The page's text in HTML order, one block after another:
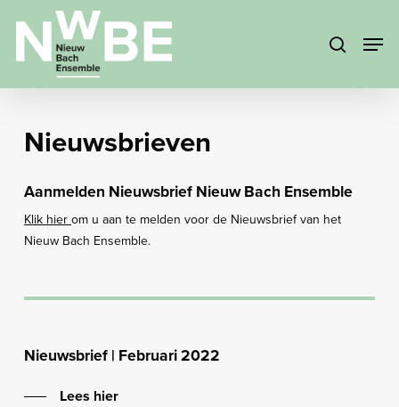
search
Nieuwsbrieven
Aanmelden Nieuwsbrief Nieuw Bach Ensemble
Klik hierom u aan te melden voor de Nieuwsbrief van het
Nieuw Bach Ensemble.
Nieuwsbrief | Februari 2022
Lees hier